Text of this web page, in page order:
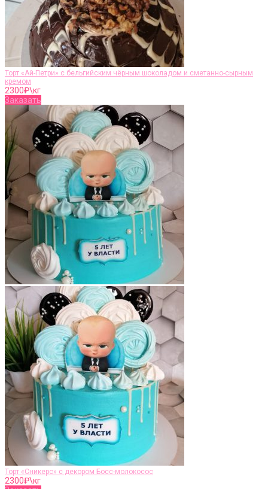
Торт «Ай-Петри» с бельгийским чёрным шоколадом и сметанно-сырным
кремом
2300₽\кг
Заказать
Торт «Сникерс» с декором Босс-молокосос
2300₽\кг